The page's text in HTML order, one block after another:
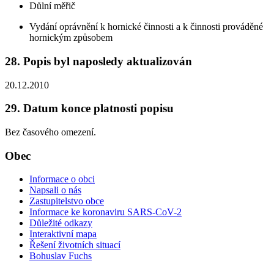
Důlní měřič
Vydání oprávnění k hornické činnosti a k činnosti prováděné
hornickým způsobem
28. Popis byl naposledy aktualizován
20.12.2010
29. Datum konce platnosti popisu
Bez časového omezení.
Obec
Informace o obci
Napsali o nás
Zastupitelstvo obce
Informace ke koronaviru SARS-CoV-2
Důležité odkazy
Interaktivní mapa
Řešení životních situací
Bohuslav Fuchs